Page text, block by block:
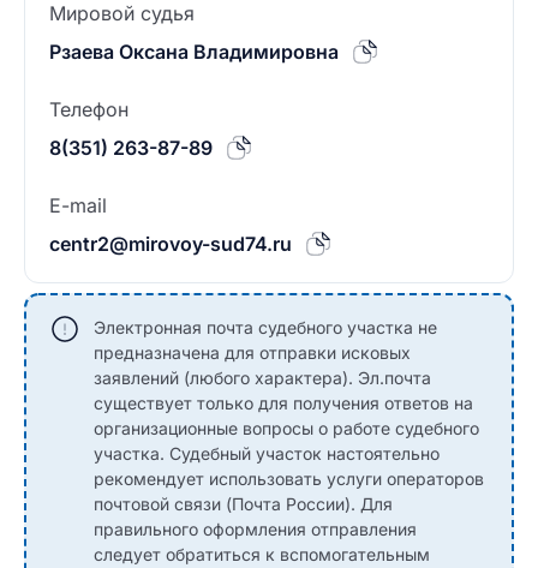
Мировой судья
Рзаева Оксана Владимировна
Телефон
8(351) 263-87-89
E-mail
centr2@mirovoy-sud74.ru
Электронная почта судебного участка не
предназначена для отправки исковых
заявлений (любого характера). Эл.почта
существует только для получения ответов на
организационные вопросы о работе судебного
участка. Судебный участок настоятельно
рекомендует использовать услуги операторов
почтовой связи (Почта России). Для
правильного оформления отправления
следует обратиться к вспомогательным